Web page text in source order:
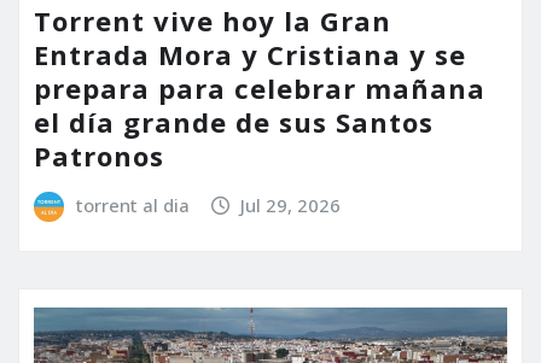
Torrent vive hoy la Gran
Entrada Mora y Cristiana y se
prepara para celebrar mañana
el día grande de sus Santos
Patronos
torrent al dia Jul 29, 2026